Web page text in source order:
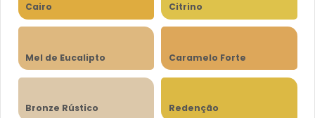
Cairo Citrino
Mel de Eucalipto Caramelo Forte
Bronze Rústico Redenção